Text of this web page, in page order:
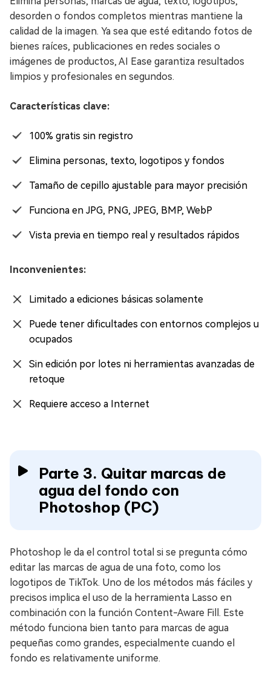
desorden o fondos completos mientras mantiene la
calidad de la imagen. Ya sea que esté editando fotos de
bienes raíces, publicaciones en redes sociales o
imágenes de productos, AI Ease garantiza resultados
limpios y profesionales en segundos.
Características clave:
100% gratis sin registro
Elimina personas, texto, logotipos y fondos
Tamaño de cepillo ajustable para mayor precisión
Funciona en JPG, PNG, JPEG, BMP, WebP
Vista previa en tiempo real y resultados rápidos
Inconvenientes:
Limitado a ediciones básicas solamente
Puede tener dificultades con entornos complejos u
ocupados
Sin edición por lotes ni herramientas avanzadas de
retoque
Requiere acceso a Internet
Parte 3. Quitar marcas de
agua del fondo con
Photoshop (PC)
Photoshop le da el control total si se pregunta cómo
editar las marcas de agua de una foto, como los
logotipos de TikTok. Uno de los métodos más fáciles y
precisos implica el uso de la herramienta Lasso en
combinación con la función Content-Aware Fill. Este
método funciona bien tanto para marcas de agua
pequeñas como grandes, especialmente cuando el
fondo es relativamente uniforme.